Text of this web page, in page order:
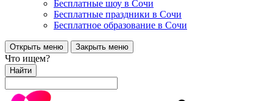
Бесплатные шоу в Сочи
Бесплатные праздники в Сочи
Бесплатное образование в Сочи
Открыть меню Закрыть меню
Что ищем?
Найти